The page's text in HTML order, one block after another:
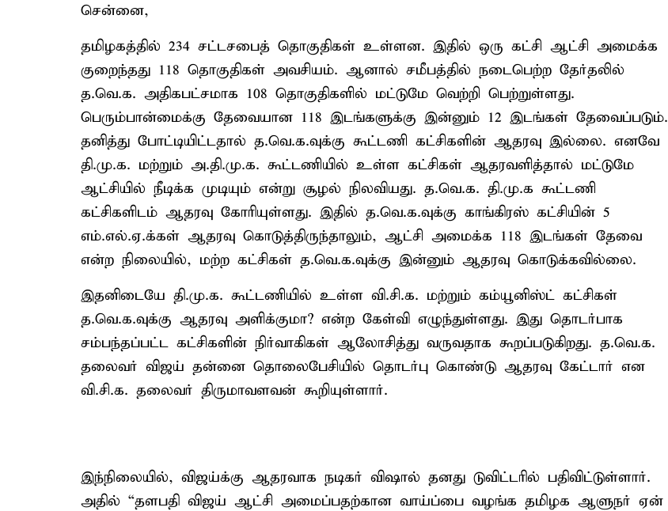
சென்னை,
தமிழகத்தில் 234 சட்டசபைத் தொகுதிகள் உள்ளன. இதில் ஒரு கட்சி ஆட்சி அமைக்க
குறைந்தது 118 தொகுதிகள் அவசியம். ஆனால் சமீபத்தில் நடைபெற்ற தேர்தலில்
த.வெ.க. அதிகபட்சமாக 108 தொகுதிகளில் மட்டுமே வெற்றி பெற்றுள்ளது.
பெரும்பான்மைக்கு தேவையான 118 இடங்களுக்கு இன்னும் 12 இடங்கள் தேவைப்படும்.
தனித்து போட்டியிட்டதால் த.வெ.க.வுக்கு கூட்டணி கட்சிகளின் ஆதரவு இல்லை. எனவே
தி.மு.க. மற்றும் அ.தி.மு.க. கூட்டணியில் உள்ள கட்சிகள் ஆதரவளித்தால் மட்டுமே
ஆட்சியில் நீடிக்க முடியும் என்று சூழல் நிலவியது. த.வெ.க. தி.மு.க கூட்டணி
கட்சிகளிடம் ஆதரவு கோரியுள்ளது. இதில் த.வெ.க.வுக்கு காங்கிரஸ் கட்சியின் 5
எம்.எல்.ஏ.க்கள் ஆதரவு கொடுத்திருந்தாலும், ஆட்சி அமைக்க 118 இடங்கள் தேவை
என்ற நிலையில், மற்ற கட்சிகள் த.வெ.க.வுக்கு இன்னும் ஆதரவு கொடுக்கவில்லை.
இதனிடையே தி.மு.க. கூட்டணியில் உள்ள வி.சி.க. மற்றும் கம்யூனிஸ்ட் கட்சிகள்
த.வெ.க.வுக்கு ஆதரவு அளிக்குமா? என்ற கேள்வி எழுந்துள்ளது. இது தொடர்பாக
சம்பந்தப்பட்ட கட்சிகளின் நிர்வாகிகள் ஆலோசித்து வருவதாக கூறப்படுகிறது. த.வெ.க.
தலைவர் விஜய் தன்னை தொலைபேசியில் தொடர்பு கொண்டு ஆதரவு கேட்டார் என
வி.சி.க. தலைவர் திருமாவளவன் கூறியுள்ளார்.
இந்நிலையில், விஜய்க்கு ஆதரவாக நடிகர் விஷால் தனது டுவிட்டரில் பதிவிட்டுள்ளார்.
அதில் “தளபதி விஜய் ஆட்சி அமைப்பதற்கான வாய்ப்பை வழங்க தமிழக ஆளுநர் ஏன்